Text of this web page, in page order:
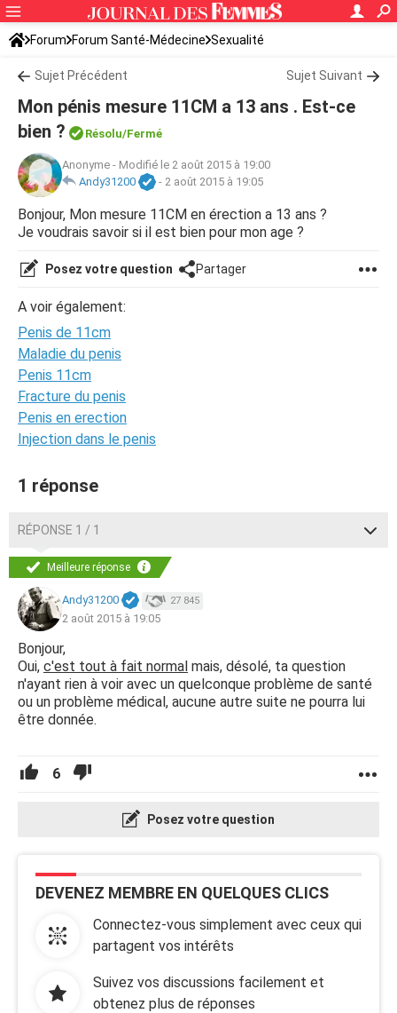
Forum Forum Santé-Médecine Sexualité
Sujet Précédent Sujet Suivant
Mon pénis mesure 11CM a 13 ans . Est-ce
bien ?
Résolu/Fermé
Anonyme - Modifié le 2 août 2015 à 19:00
Andy31200
- 2 août 2015 à 19:05
Bonjour, Mon mesure 11CM en érection a 13 ans ?
Je voudrais savoir si il est bien pour mon age ?
Posez votre question Partager
A voir également:
Penis de 11cm
Maladie du penis
Penis 11cm
Fracture du penis
Penis en erection
Injection dans le penis
1 réponse
RÉPONSE 1 / 1
Meilleure réponse
Andy31200 27 845
2 août 2015 à 19:05
Bonjour,
Oui, c'est tout à fait normal mais, désolé, ta question
n'ayant rien à voir avec un quelconque problème de santé
ou un problème médical, aucune autre suite ne pourra lui
être donnée.
6
Posez votre question
DEVENEZ MEMBRE EN QUELQUES CLICS
Connectez-vous simplement avec ceux qui
partagent vos intérêts
Suivez vos discussions facilement et
obtenez plus de réponses